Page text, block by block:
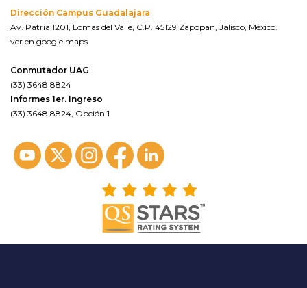
Dirección Campus Guadalajara
Av. Patria 1201, Lomas del Valle, C.P. 45129 Zapopan, Jalisco, México.
ver en google maps
Conmutador UAG
(33) 3648 8824
Informes 1er. Ingreso
(33) 3648 8824, Opción 1